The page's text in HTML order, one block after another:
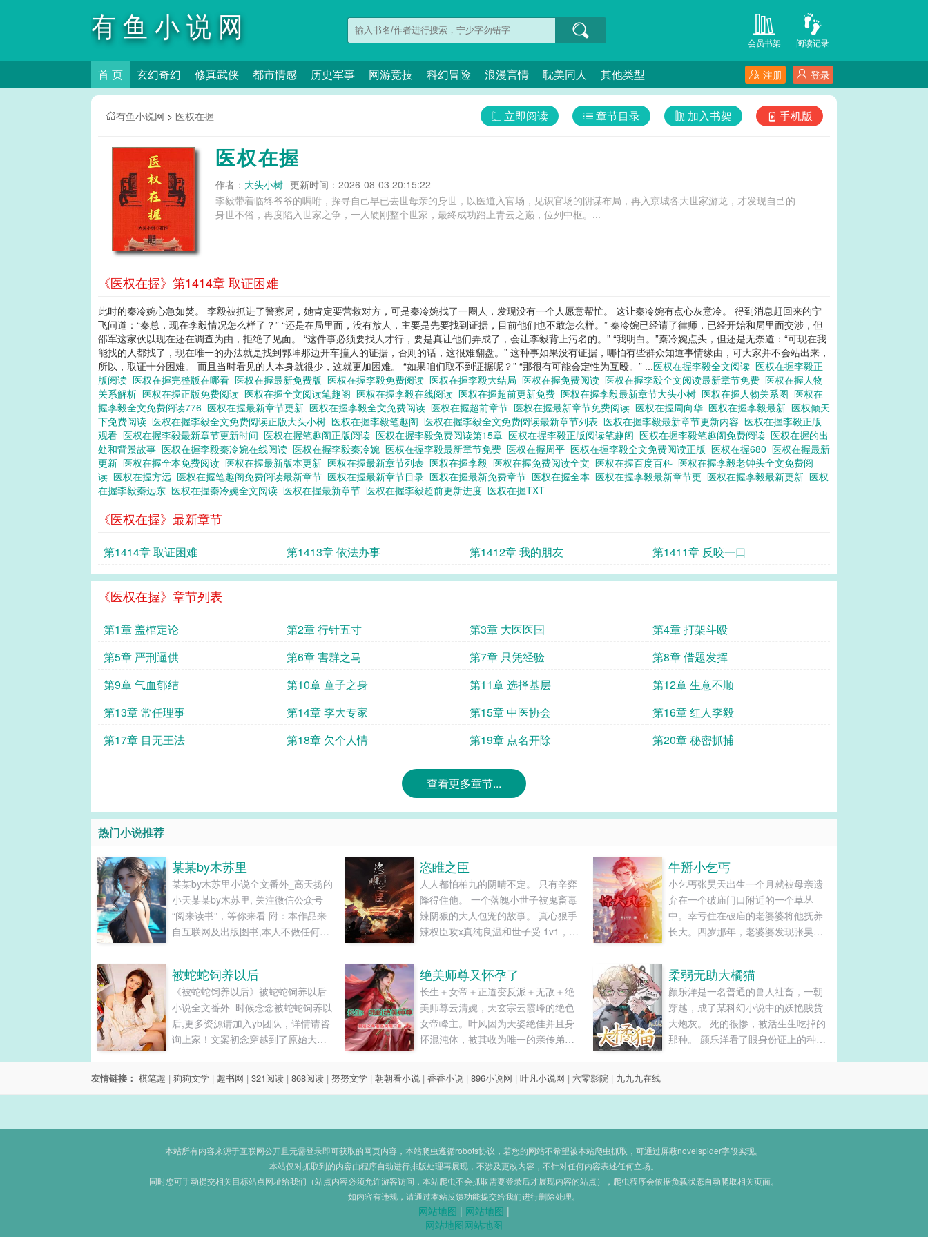
有鱼小说网 阅读记录
会员书架
首 页 玄幻奇幻 修真武侠 都市情感 历史军事 网游竞技 科幻冒险 浪漫言情 耽美同人 其他类型 登录
注册
有鱼小说网 > 医权在握 手机版
加入书架
章节目录
立即阅读
医权在握
作者： 大头小树 更新时间：2026-08-03 20:15:22
李毅带着临终爷爷的嘱咐，探寻自己早已去世母亲的身世，以医道入官场，见识官场的阴谋布局，再入京城各大世家游龙，才发现自己的
身世不俗，再度陷入世家之争，一人硬刚整个世家，最终成功踏上青云之巅，位列中枢。...
《医权在握》第1414章 取证困难
此时的秦冷婉心急如焚。 李毅被抓进了警察局，她肯定要营救对方，可是秦冷婉找了一圈人，发现没有一个人愿意帮忙。 这让秦冷婉有点心灰意冷。 得到消息赶回来的宁
飞问道：“秦总，现在李毅情况怎么样了？” “还是在局里面，没有放人，主要是先要找到证据，目前他们也不敢怎么样。” 秦冷婉已经请了律师，已经开始和局里面交涉，但
邵军这家伙以现在还在调查为由，拒绝了见面。 “这件事必须要找人才行，要是真让他们弄成了，会让李毅背上污名的。” “我明白。”秦冷婉点头，但还是无奈道：“可现在我
能找的人都找了，现在唯一的办法就是找到郭坤那边开车撞人的证据，否则的话，这很难翻盘。” 这种事如果没有证据，哪怕有些群众知道事情缘由，可大家并不会站出来，
所以，取证十分困难。 而且当时看见的人本身就很少，这就更加困难。 “如果咱们取不到证据呢？” “那很有可能会定性为互殴。” ...医权在握李毅全文阅读 医权在握李毅正
版阅读 医权在握完整版在哪看 医权在握最新免费版 医权在握李毅免费阅读 医权在握李毅大结局 医权在握免费阅读 医权在握李毅全文阅读最新章节免费 医权在握人物
关系解析 医权在握正版免费阅读 医权在握全文阅读笔趣阁 医权在握李毅在线阅读 医权在握超前更新免费 医权在握李毅最新章节大头小树 医权在握人物关系图 医权在
握李毅全文免费阅读776 医权在握最新章节更新 医权在握李毅全文免费阅读 医权在握超前章节 医权在握最新章节免费阅读 医权在握周向华 医权在握李毅最新 医权倾天
下免费阅读 医权在握李毅全文免费阅读正版大头小树 医权在握李毅笔趣阁 医权在握李毅全文免费阅读最新章节列表 医权在握李毅最新章节更新内容 医权在握李毅正版
观看 医权在握李毅最新章节更新时间 医权在握笔趣阁正版阅读 医权在握李毅免费阅读第15章 医权在握李毅正版阅读笔趣阁 医权在握李毅笔趣阁免费阅读 医权在握的出
处和背景故事 医权在握李毅秦冷婉在线阅读 医权在握李毅秦冷婉 医权在握李毅最新章节免费 医权在握周平 医权在握李毅全文免费阅读正版 医权在握680 医权在握最新
更新 医权在握全本免费阅读 医权在握最新版本更新 医权在握最新章节列表 医权在握李毅 医权在握免费阅读全文 医权在握百度百科 医权在握李毅老钟头全文免费阅
读 医权在握方远 医权在握笔趣阁免费阅读最新章节 医权在握最新章节目录 医权在握最新免费章节 医权在握全本 医权在握李毅最新章节更 医权在握李毅最新更新 医权
在握李毅秦远东 医权在握秦冷婉全文阅读 医权在握最新章节 医权在握李毅超前更新进度 医权在握TXT
《医权在握》最新章节
第1414章 取证困难 第1413章 依法办事 第1412章 我的朋友 第1411章 反咬一口
《医权在握》章节列表
第1章 盖棺定论 第2章 行针五寸 第3章 大医医国
第4章 打架斗殴
第5章 严刑逼供
第6章 害群之马 第7章 只凭经验
第8章 借题发挥
第9章 气血郁结
第10章 童子之身 第11章 选择基层
第12章 生意不顺
第13章 常任理事
第14章 李大专家 第15章 中医协会
第16章 红人李毅
第17章 目无王法
第18章 欠个人情 第19章 点名开除 第20章 秘密抓捕
查看更多章节...
热门小说推荐
某某by木苏里
某某by木苏里小说全文番外_高天扬的
小天某某by木苏里, 关注微信公众号
“阅来读书”，等你来看 附：本作品来
自互联网及出版图书,本人不做任何负
恣睢之臣
人人都怕柏九的阴晴不定。 只有辛弈
降得住他。 一个落魄小世子被鬼畜毒
辣阴狠的大人包宠的故事。 真心狠手
辣权臣攻x真纯良温和世子受 1v1，甜
牛掰小乞丐
小乞丐张昊天出生一个月就被母亲遗
弃在一个破庙门口附近的一个草丛
中。幸亏住在破庙的老婆婆将他抚养
长大。四岁那年，老婆婆发现张昊天
后，张昊天已经成为一个武道高手，
达到了三星武尊境界。八岁那年，老
婆婆暗疾发作，不幸去世。张昊天守
孝七七四十九天后，孤身一人，不
远......
被蛇蛇饲养以后
《被蛇蛇饲养以后》被蛇蛇饲养以后
小说全文番外_时候念念被蛇蛇饲养以
后,更多资源请加入yb团队，详情请咨
询上家！文案初念穿越到了原始大
辈子最怕的就是蛇，看到以后腿软的
动都动弹不得，逃跑的时候不争气的
这个雌性能不能生出健康的幼崽？九
遗是世上最后一只腾蛇，也是最凶猛
的存在。一直以来...
绝美师尊又怀孕了
长生＋女帝＋正道变反派＋无敌＋绝
美师尊云清婉，天玄宗云霞峰的绝色
女帝峰主。叶风因为天姿绝佳并且身
怀混沌体，被其收为唯一的亲传弟
爱有加，可是叶风的心中不仅有着美
女师尊，更有着对永生的向往和追
柔弱无助大橘猫
颜乐洋是一名普通的兽人社畜，一朝
穿越，成了某科幻小说中的妖艳贱货
大炮灰。 死的很惨，被活生生吃掉的
那种。 颜乐洋看了眼身份证上的种
死成，求问接下来该怎么破？ 暴力美
受的脸长在攻的审美点上，觉得攻看
友情链接： 棋笔趣 | 狗狗文学 | 趣书网 | 321阅读 | 868阅读 | 努努文学 | 朝朝看小说 | 香香小说 | 896小说网 | 叶凡小说网 | 六零影院 | 九九九在线
本站所有内容来源于互联网公开且无需登录即可获取的网页内容，本站爬虫遵循robots协议，若您的网站不希望被本站爬虫抓取，可通过屏蔽novelspider字段实现。
本站仅对抓取到的内容由程序自动进行排版处理再展现，不涉及更改内容，不针对任何内容表述任何立场。
同时您可手动提交相关目标站点网址给我们（站点内容必须允许游客访问，本站爬虫不会抓取需要登录后才展现内容的站点），爬虫程序会依据负载状态自动爬取相关页面。
如内容有违规，请通过本站反馈功能提交给我们进行删除处理。
网站地图 | 网站地图 |
网站地图网站地图